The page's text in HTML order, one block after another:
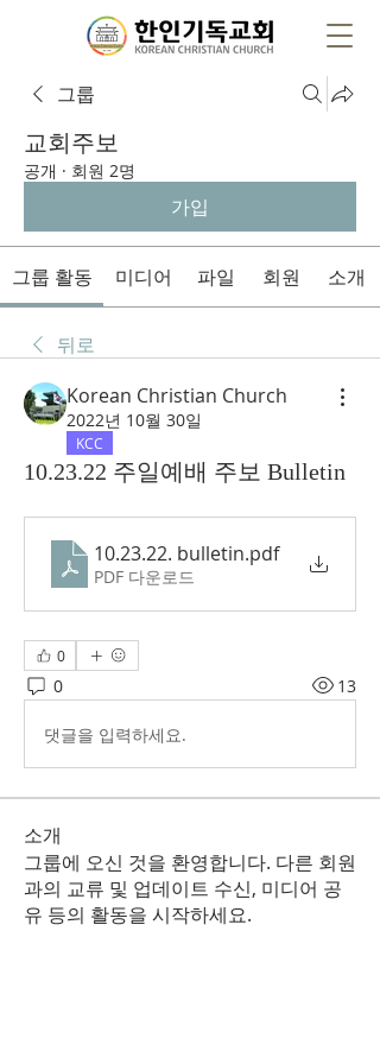
그룹
교회주보
공개 · 회원 2명
가입
그룹 활동 미디어 파일 회원 소개
뒤로
Korean Christian Church
2022년 10월 30일
KCC
10.23.22 주일예배 주보 Bulletin
10.23.22. bulletin.pdf
PDF 다운로드
0
0 13
댓글을 입력하세요.
소개
그룹에 오신 것을 환영합니다. 다른 회원
과의 교류 및 업데이트 수신, 미디어 공
유 등의 활동을 시작하세요.